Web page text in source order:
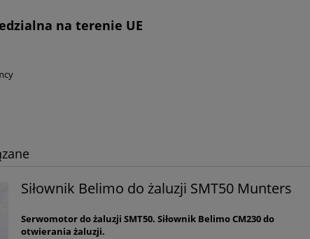
na terenie UE
Siłownik Belimo do żaluzji SMT50 Munters
Serwomotor do żaluzji SMT50. Siłownik Belimo CM230 do
otwierania żaluzji.